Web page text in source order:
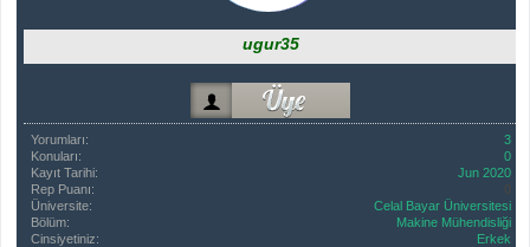
ugur35
Yorumları:
3
Konuları:
0
Kayıt Tarihi:
Jun 2020
Rep Puanı:
Üniversite:
Celal Bayar Üniversitesi
Bölüm:
Makine Mühendisliği
Cinsiyetiniz:
Erkek